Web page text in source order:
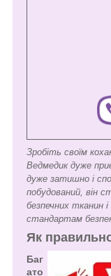
Зробіть своїм
Ведмедик дуже
дуже затишно і
побудований, він
безпечних тканин
стандартам
Як
Баг
ато